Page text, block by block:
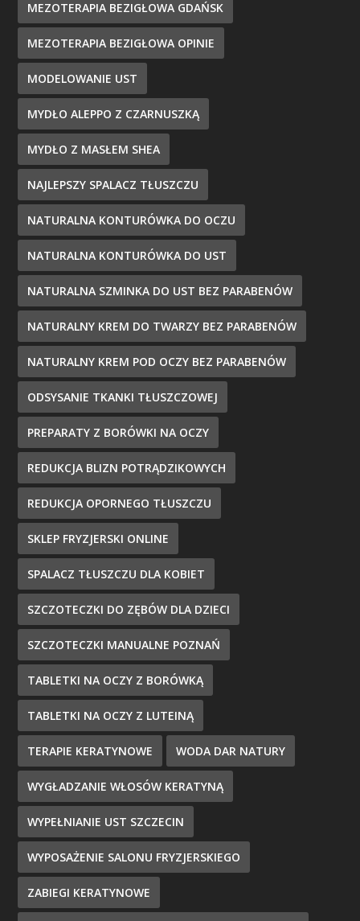
MEZOTERAPIA BEZIGŁOWA GDAŃSK
MEZOTERAPIA BEZIGŁOWA OPINIE
MODELOWANIE UST
MYDŁO ALEPPO Z CZARNUSZKĄ
MYDŁO Z MASŁEM SHEA
NAJLEPSZY SPALACZ TŁUSZCZU
NATURALNA KONTURÓWKA DO OCZU
NATURALNA KONTURÓWKA DO UST
NATURALNA SZMINKA DO UST BEZ PARABENÓW
NATURALNY KREM DO TWARZY BEZ PARABENÓW
NATURALNY KREM POD OCZY BEZ PARABENÓW
ODSYSANIE TKANKI TŁUSZCZOWEJ
PREPARATY Z BORÓWKI NA OCZY
REDUKCJA BLIZN POTRĄDZIKOWYCH
REDUKCJA OPORNEGO TŁUSZCZU
SKLEP FRYZJERSKI ONLINE
SPALACZ TŁUSZCZU DLA KOBIET
SZCZOTECZKI DO ZĘBÓW DLA DZIECI
SZCZOTECZKI MANUALNE POZNAŃ
TABLETKI NA OCZY Z BORÓWKĄ
TABLETKI NA OCZY Z LUTEINĄ
TERAPIE KERATYNOWE WODA DAR NATURY
WYGŁADZANIE WŁOSÓW KERATYNĄ
WYPEŁNIANIE UST SZCZECIN
WYPOSAŻENIE SALONU FRYZJERSKIEGO
ZABIEGI KERATYNOWE